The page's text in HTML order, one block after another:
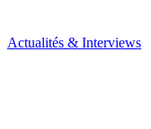
Actualités & Interviews